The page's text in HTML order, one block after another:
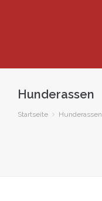
Hunderassen
Startseite Hunderassen